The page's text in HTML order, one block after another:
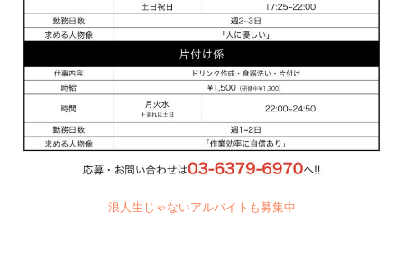
浪人生じゃないアルバイトも募集中